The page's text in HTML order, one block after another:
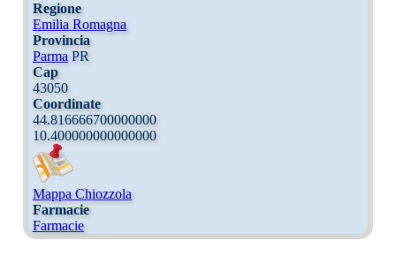
Regione
Emilia Romagna
Provincia
ParmaPR
Cap
43050
Coordinate
44.816666700000000
10.400000000000000
Mappa Chiozzola
Farmacie
Farmacie